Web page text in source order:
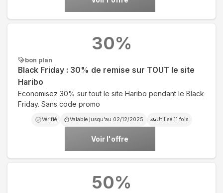
bon plan
Black Friday : 30% de remise sur TOUT le site
Haribo
Economisez 30% sur tout le site Haribo pendant le Black
Friday. Sans code promo
Vérifié Valable jusqu'au 02/12/2025 Utilisé 11 fois
Voir l'offre
30%
50%